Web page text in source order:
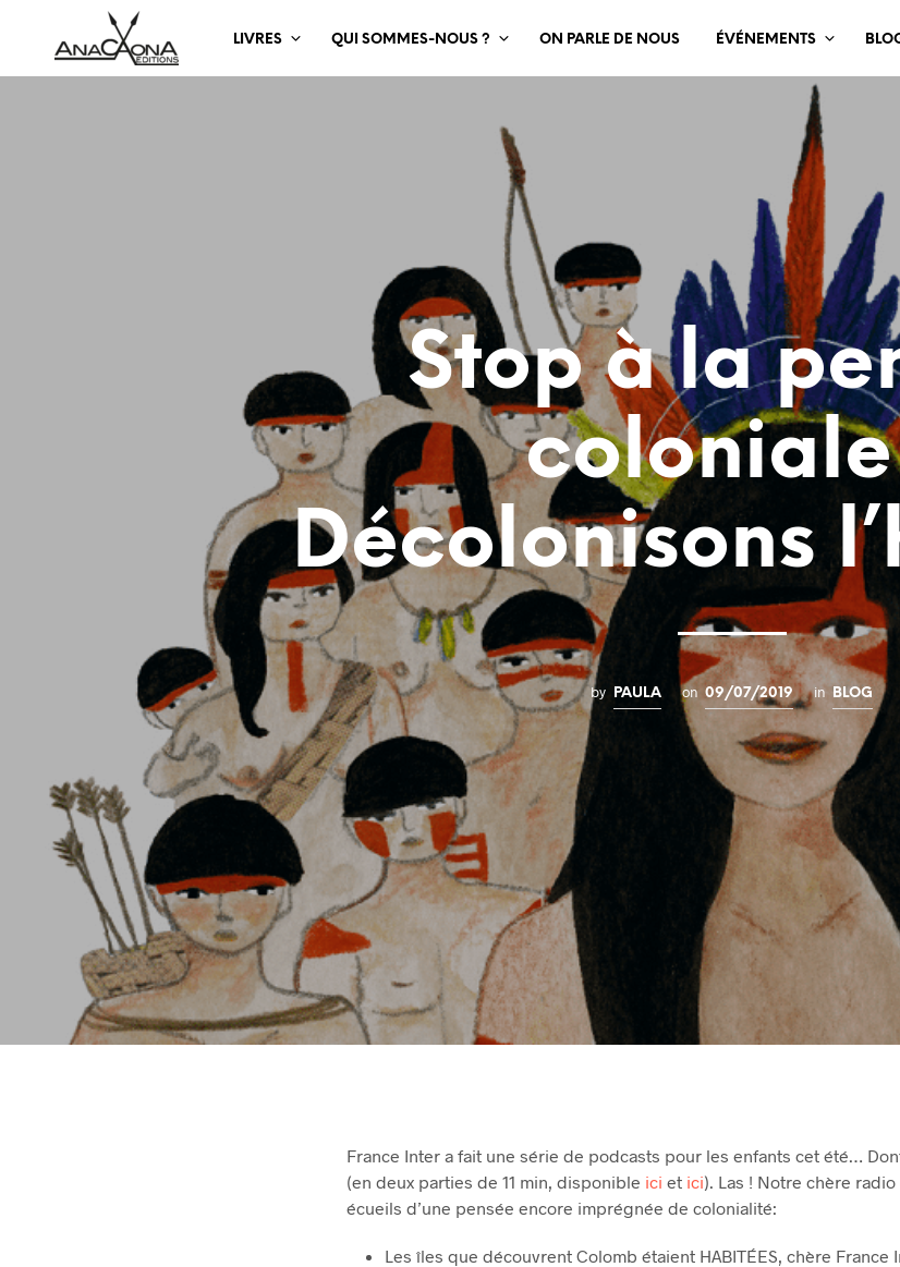
LIVRES QUI SOMMES-NOUS ? ON PARLE DE NOUS ÉVÉNEMENTS
Stop à la
Décolonisons
by PAULA on 09/07/2019 in BLOG
France Inter a fait une série de podcasts pour les enfants cet été…
(en deux parties de 11 min, disponible ici et ici). Las ! Notre chère
écueils d’une pensée encore imprégnée de colonialité:
Les îles que découvrent Colomb étaient HABITÉES, chère France